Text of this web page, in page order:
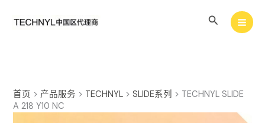
搜
首页 >产品服务 > TECHNYL >SLIDE系列 > TECHNYL SLIDE
A 218 Y10 NC